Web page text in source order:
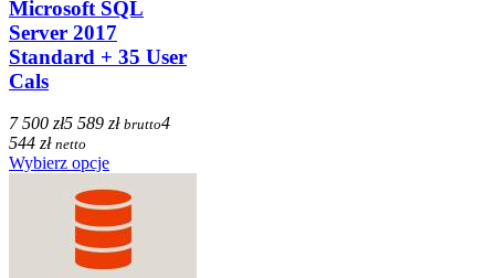
Microsoft SQL
Server 2017
Standard + 35 User
Cals
7 500 zł5 589 zł brutto4
544 zł netto
Wybierz opcje